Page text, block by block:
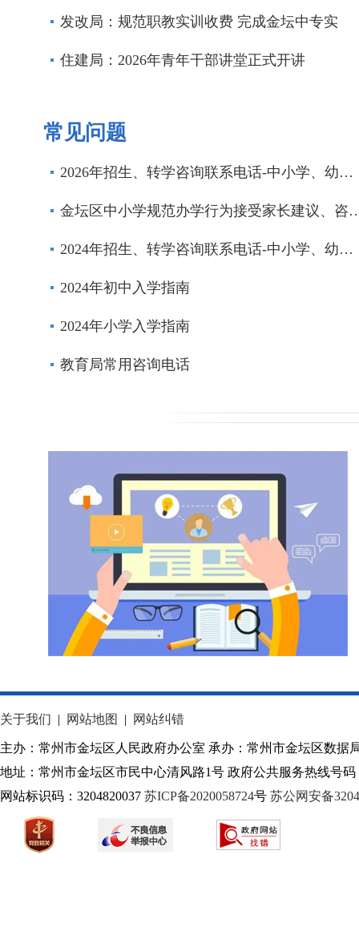
发改局：规范职教实训收费 完成金坛中专实
住建局：2026年青年干部讲堂正式开讲
常见问题
2026年招生、转学咨询联系电话-中小学、幼儿园
金坛区中小学规范办学行为接
2024年招生、转学咨询联系电话-中小学、幼儿园
2024年初中入学指南
2024年小学入学指南
教育局常用咨询电话
关于我们 | 网站地图 | 网站纠错
主办：常州市金坛区人民政府办公室 承办：常州市金坛区数据
地址：常州市金坛区市民中心清风路1号 政府公共服务热线号码
网站标识码：3204820037 苏ICP备2020058724号 苏公网安备